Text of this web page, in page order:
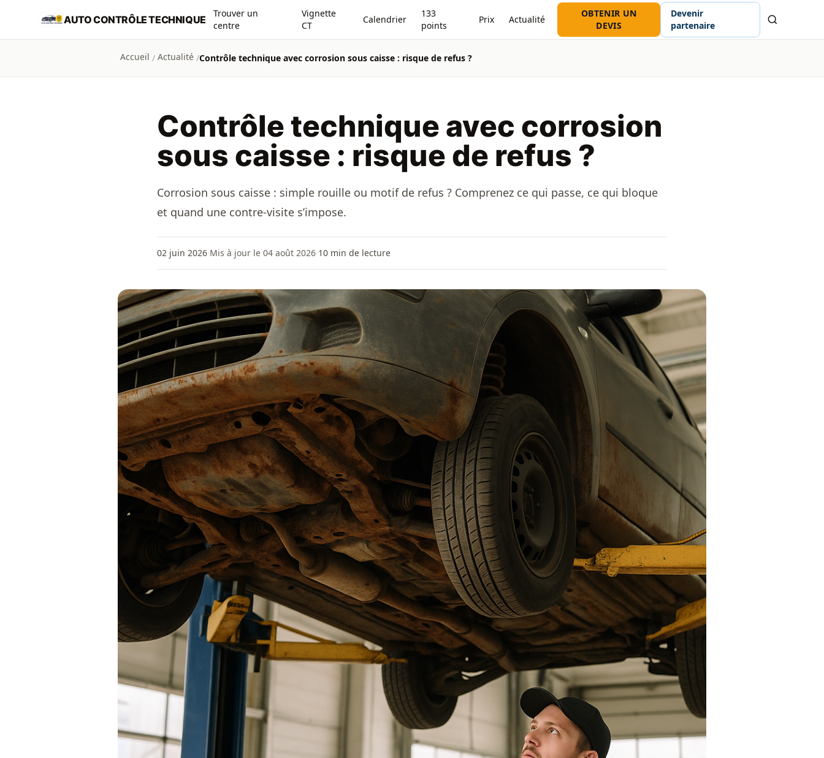
Aller au contenu principal
AUTO CONTRÔLE TECHNIQUE
Trouver un
centre
Vignette
CT
Calendrier
133
points
Prix Actualité
OBTENIR UN
DEVIS
Devenir
partenaire
Accueil / Actualité /Contrôle technique avec corrosion sous caisse : risque de refus ?
Contrôle technique avec corrosion
sous caisse : risque de refus ?
Corrosion sous caisse : simple rouille ou motif de refus ? Comprenez ce qui passe, ce qui bloque
et quand une contre-visite s’impose.
02 juin 2026·Mis à jour le 04 août 2026·10 min de lecture